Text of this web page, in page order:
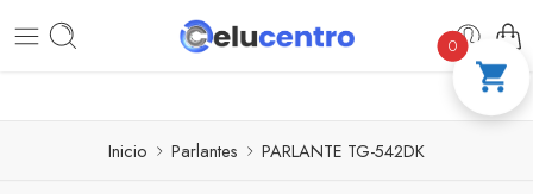
PAGA A CUOTAS CON ADDI COMPRA 100 %
Inicio Parlantes PARLANTE TG-542DK
0